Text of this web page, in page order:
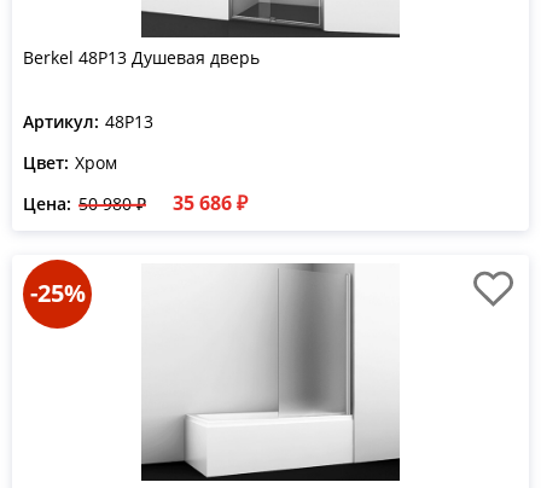
Berkel 48P13 Душевая дверь
Артикул: 48P13
Цвет: Хром
Цена: 50 980 ₽ 35 686 ₽
-25%